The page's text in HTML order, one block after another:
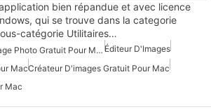
bien répandue et avec licence
qui se trouve dans la categorie
catégorie Utilitaires…
Éditeur D'image Photo Gratuit Pour Mac Éditeur D'Images
MacCréateur D'images Gratuit Pour Mac
Mac